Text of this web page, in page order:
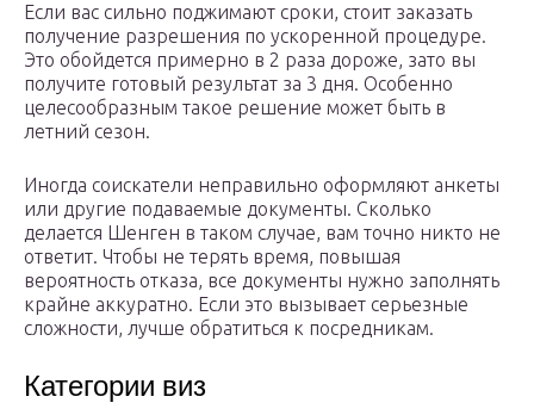
Если вас сильно поджимают сроки, стоит заказать
получение разрешения по ускоренной процедуре.
Это обойдется примерно в 2 раза дороже, зато вы
получите готовый результат за 3 дня. Особенно
целесообразным такое решение может быть в
летний сезон.
Иногда соискатели неправильно оформляют анкеты
или другие подаваемые документы. Сколько
делается Шенген в таком случае, вам точно никто не
ответит. Чтобы не терять время, повышая
вероятность отказа, все документы нужно заполнять
крайне аккуратно. Если это вызывает серьезные
сложности, лучше обратиться к посредникам.
Категории виз